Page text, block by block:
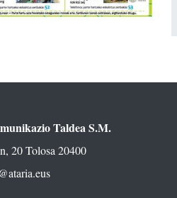
Taldea S.M.
20 Tolosa 20400